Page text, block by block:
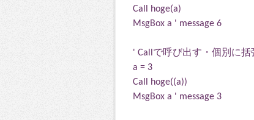
Call hoge(a)
MsgBox a ' message 6
' Callで呼び出す・個別に
a = 3
Call hoge((a))
MsgBox a ' message 3